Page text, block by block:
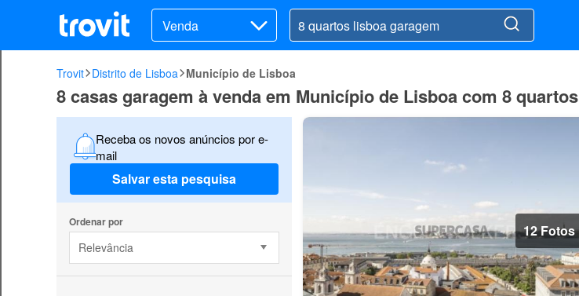
Venda
Trovit Distrito de Lisboa Município de Lisboa
8 casas garagem à venda em Município de Lisboa com 8 quartos
Receba os novos anúncios por e-
mail
Salvar esta pesquisa
Ordenar por
Relevância
12 Fotos